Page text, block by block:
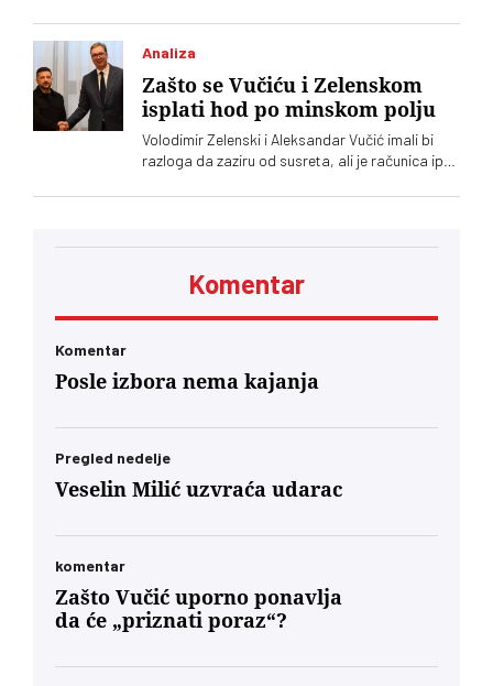
Analiza
Zašto se Vučiću i Zelenskom
isplati hod po minskom polju
Volodimir Zelenski i Aleksandar Vučić imali bi
razloga da zaziru od susreta, ali je računica ipak
trebaju municija i dronovi
Komentar
Komentar
Posle izbora nema kajanja
Pregled nedelje
Veselin Milić uzvraća udarac
komentar
Zašto Vučić uporno ponavlja
da će „priznati poraz“?